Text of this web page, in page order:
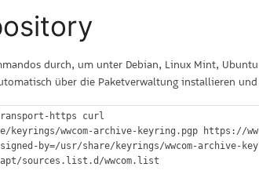
durch, um unter Debian, Linux Mint,
über die Paketverwaltung installieren
https curl
wwcom-archive-keyring.pgp https://
signed-by=/usr/share/keyrings/wwcom-
sources.list.d/wwcom.list